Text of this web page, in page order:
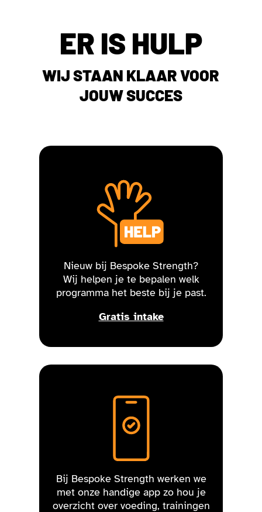
ER IS HULP
WIJ STAAN KLAAR VOOR
JOUW SUCCES
Nieuw bij Bespoke Strength?
Wij helpen je te bepalen welk
programma het beste bij je past.
Gratis intake
Bij Bespoke Strength werken we
met onze handige app zo hou je
overzicht over voeding, trainingen